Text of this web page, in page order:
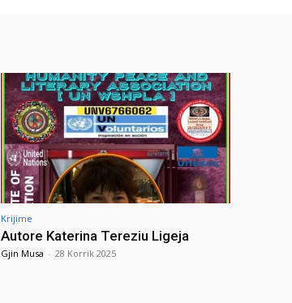
Krijime
Autore Katerina Tereziu Ligeja
Gjin Musa - 28 Korrik 2025